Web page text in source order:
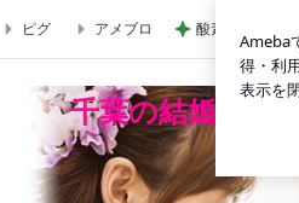
見合いと交際でお断りされる
ピグ アメブロ 酸素MAXの息
千葉の結婚相談